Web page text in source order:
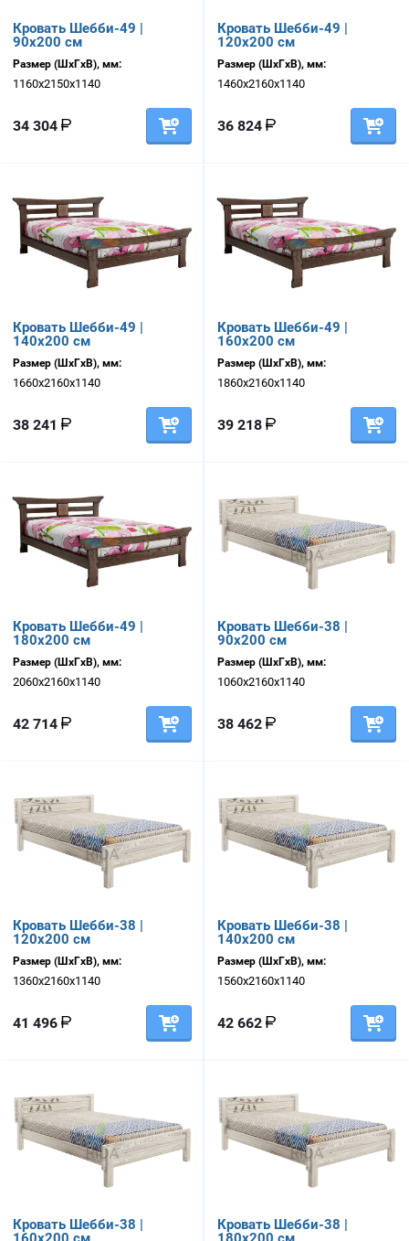
Кровать Шебби-49 |
90х200 см
Размер (ШхГхВ), мм:
1160х2150х1140
34 304
Кровать Шебби-49 |
120х200 см
Размер (ШхГхВ), мм:
1460х2160х1140
36 824
Кровать Шебби-49 |
140х200 см
Размер (ШхГхВ), мм:
1660х2160х1140
38 241
Кровать Шебби-49 |
160х200 см
Размер (ШхГхВ), мм:
1860х2160х1140
39 218
Кровать Шебби-49 |
180х200 см
Размер (ШхГхВ), мм:
2060х2160х1140
42 714
Кровать Шебби-38 |
90х200 см
Размер (ШхГхВ), мм:
1060х2160х1140
38 462
Кровать Шебби-38 |
120х200 см
Размер (ШхГхВ), мм:
1360х2160х1140
41 496
Кровать Шебби-38 |
140х200 см
Размер (ШхГхВ), мм:
1560х2160х1140
42 662
Кровать Шебби-38 |
Кровать Шебби-38 |